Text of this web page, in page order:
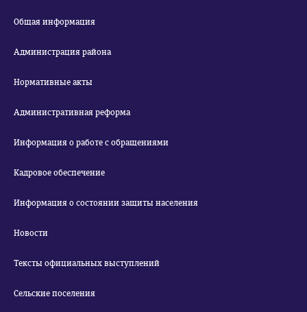
Общая информация
Администрация района
Нормативные акты
Административная реформа
Информация о работе с обращениями
Кадровое обеспечение
Информация о состоянии защиты населения
Новости
Тексты официальных выступлений
Сельские поселения